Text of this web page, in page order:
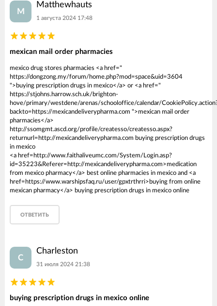
M
Matthewhauts
1 августа 2024 17:48
mexican mail order pharmacies
mexico drug stores pharmacies <a href="
https://dongzong.my/forum/home.php?mod=space&uid=3604
">buying prescription drugs in mexico</a> or <a href="
https://stjohns.harrow.sch.uk/brighton-
hove/primary/westdene/arenas/schooloffice/calendar/
backto=https://mexicandeliverypharma.com ">mexican mail order
pharmacies</a>
http://ssomgmt.ascd.org/profile/createsso/createsso.aspx?
returnurl=http://mexicandeliverypharma.com buying prescription drugs
in mexico
<a href=http://www.faithaliveumc.com/System/Login.asp?
id=35223&Referer=http://mexicandeliverypharma.com>medication
from mexico pharmacy</a> best online pharmacies in mexico and <a
href=https://www.warshipsfaq.ru/user/gpxtrthrri>buying from online
mexican pharmacy</a> buying prescription drugs in mexico online
ОТВЕТИТЬ
C
Charleston
31 июля 2024 21:38
buying prescription drugs in mexico online